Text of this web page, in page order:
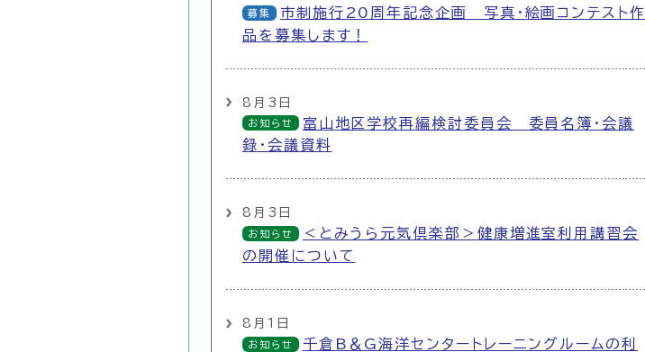
募集
市制施行20周年記念企画 写真・絵画コンテスト作
品を募集します！
8月3日
お知らせ
富山地区学校再編検討委員会 委員名簿・会議
録・会議資料
8月3日
お知らせ
＜とみうら元気倶楽部＞健康増進室利用講習会
の開催について
8月1日
お知らせ
千倉B＆G海洋センタートレーニングルームの利